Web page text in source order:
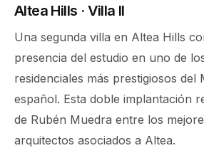
Altea Hills · Villa II
Una segunda villa en Altea Hills
presencia del estudio en uno de
residenciales más prestigiosos del
español. Esta doble implantación
de Rubén Muedra entre los
arquitectos asociados a Altea.